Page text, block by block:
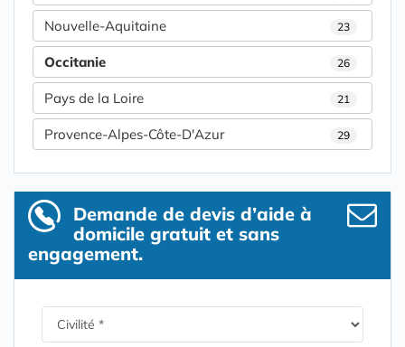
Nouvelle-Aquitaine 23
Occitanie 26
Pays de la Loire 21
Provence-Alpes-Côte-D'Azur 29
Demande de devis d’aide à
domicile gratuit et sans
engagement.